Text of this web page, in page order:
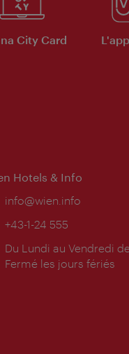
City Card
Hotels & Info
E-
info@wien.info
Téléphone:
+43-1-24 555
Horaires
d'ouverture:
Du Lundi au Vendredi
Fermé les jours fériés